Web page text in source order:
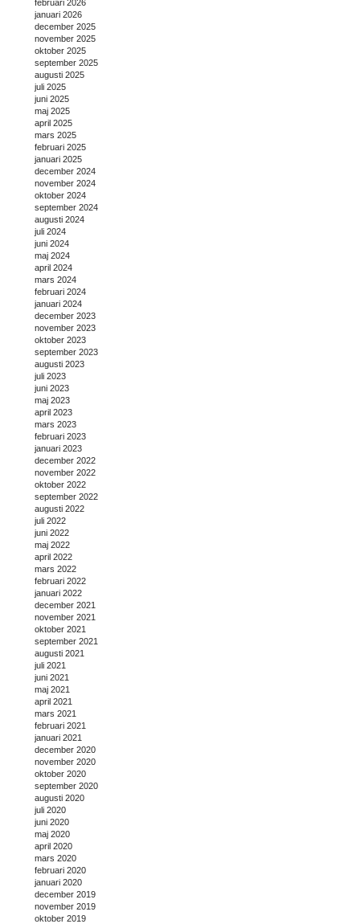
februari 2026
januari 2026
december 2025
november 2025
oktober 2025
september 2025
augusti 2025
juli 2025
juni 2025
maj 2025
april 2025
mars 2025
februari 2025
januari 2025
december 2024
november 2024
oktober 2024
september 2024
augusti 2024
juli 2024
juni 2024
maj 2024
april 2024
mars 2024
februari 2024
januari 2024
december 2023
november 2023
oktober 2023
september 2023
augusti 2023
juli 2023
juni 2023
maj 2023
april 2023
mars 2023
februari 2023
januari 2023
december 2022
november 2022
oktober 2022
september 2022
augusti 2022
juli 2022
juni 2022
maj 2022
april 2022
mars 2022
februari 2022
januari 2022
december 2021
november 2021
oktober 2021
september 2021
augusti 2021
juli 2021
juni 2021
maj 2021
april 2021
mars 2021
februari 2021
januari 2021
december 2020
november 2020
oktober 2020
september 2020
augusti 2020
juli 2020
juni 2020
maj 2020
april 2020
mars 2020
februari 2020
januari 2020
december 2019
november 2019
oktober 2019